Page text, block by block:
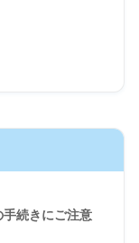
手続きにご注意